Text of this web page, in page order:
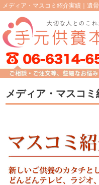
メディア・マスコミ紹介実績｜遺
メ
ニ
ュ
ー
メディア・マスコ